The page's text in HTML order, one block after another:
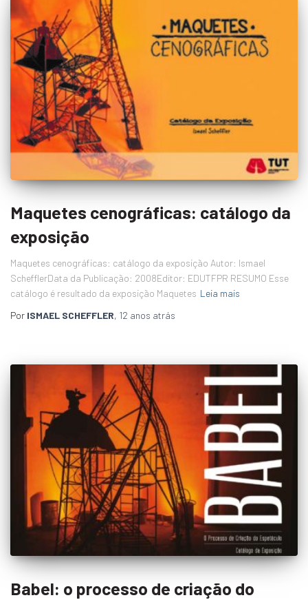
Maquetes cenográficas: catálogo da
exposição
Maquetes cenográficas: catálogo da exposição Autor: Ismael
SchefflerData da Publicação: 2008Editor: EDUTFPR RESUMO Esse
catálogo é resultado da exposição Maquetes Leia mais
Por ISMAEL SCHEFFLER, 12 anos atrás
Babel: o processo de criação do